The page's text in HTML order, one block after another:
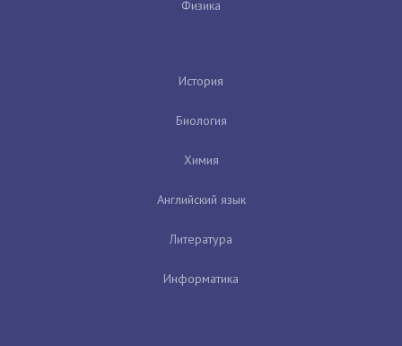
Физика
История
Биология
Химия
Английский язык
Литература
Информатика